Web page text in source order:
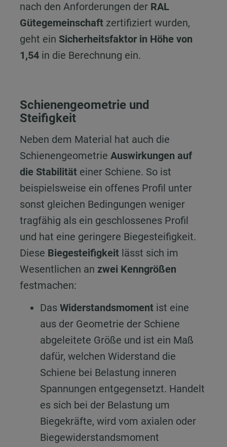
nach den Anforderungen der RAL
Gütegemeinschaft zertifiziert wurden,
geht ein Sicherheitsfaktor in Höhe von
1,54 in die Berechnung ein.
Schienengeometrie und
Steifigkeit
Neben dem Material hat auch die
Schienengeometrie Auswirkungen auf
die Stabilität einer Schiene. So ist
beispielsweise ein offenes Profil unter
sonst gleichen Bedingungen weniger
tragfähig als ein geschlossenes Profil
und hat eine geringere Biegesteifigkeit.
Diese Biegesteifigkeit lässt sich im
Wesentlichen an zwei Kenngrößen
festmachen:
Das Widerstandsmoment ist eine
aus der Geometrie der Schiene
abgeleitete Größe und ist ein Maß
dafür, welchen Widerstand die
Schiene bei Belastung inneren
Spannungen entgegensetzt. Handelt
es sich bei der Belastung um
Biegekräfte, wird vom axialen oder
Biegewiderstandsmoment